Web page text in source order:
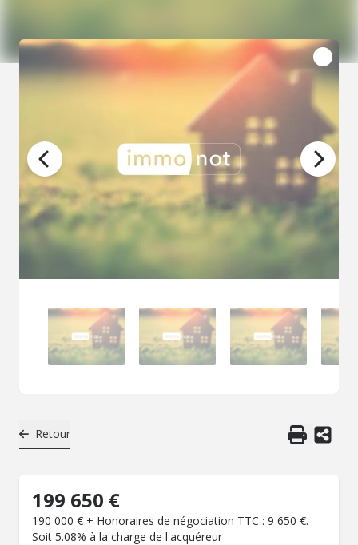
Retour
199 650 €
190 000 € + Honoraires de négociation TTC : 9 650 €.
Soit 5.08% à la charge de l'acquéreur